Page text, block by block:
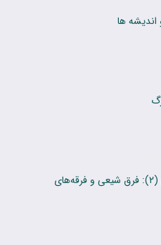
ها
تاریخ فرق اسلامى (۲): فرق شیعی و فرقه‌های